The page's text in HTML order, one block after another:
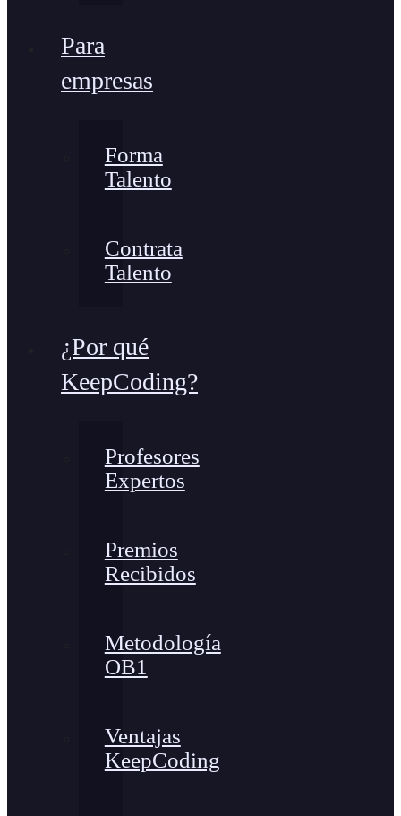
Para
empresas
Forma
Talento
Contrata
Talento
¿Por qué
KeepCoding?
Profesores
Expertos
Premios
Recibidos
Metodología
OB1
Ventajas
KeepCoding